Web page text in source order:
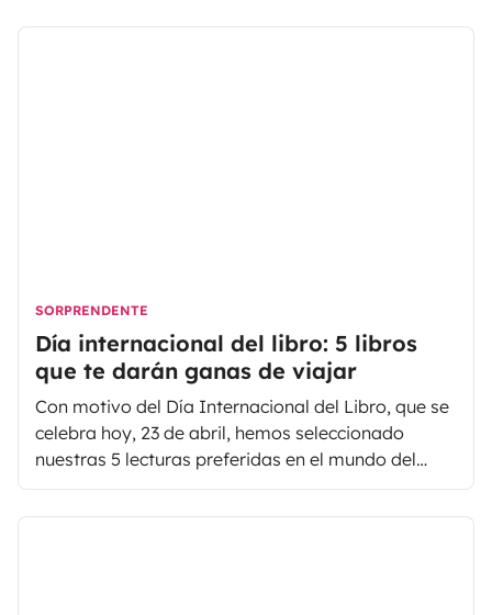
SORPRENDENTE
Día internacional del libro: 5 libros
que te darán ganas de viajar
Con motivo del Día Internacional del Libro, que se
celebra hoy, 23 de abril, hemos seleccionado
nuestras 5 lecturas preferidas en el mundo del
viaje. Hay para todos los gustos: viajes en familia
con bebé, dejarlo todo y vivir viajando con la casa